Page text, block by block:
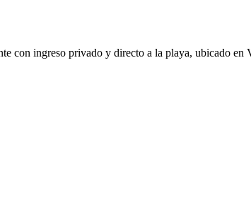
ingreso privado y directo a la playa, ubicado en